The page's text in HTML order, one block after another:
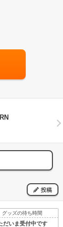
投稿
グッズの待ち時間
だいま受付中です